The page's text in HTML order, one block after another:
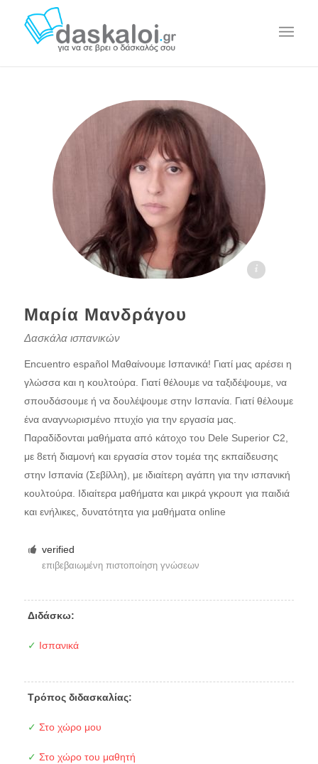
Μαρία Μανδράγου daskaloi.gr
Μαρία Μανδράγου
Δασκάλα ισπανικών
Encuentro español Μαθαίνουμε Ισπανικά! Γιατί μας αρέσει η
γλώσσα και η κουλτούρα. Γιατί θέλουμε να ταξιδέψουμε, να
σπουδάσουμε ή να δουλέψουμε στην Ισπανία. Γιατί θέλουμε
ένα αναγνωρισμένο πτυχίο για την εργασία μας.
Παραδίδονται μαθήματα από κάτοχο του Dele Superior C2,
με 8ετή διαμονή και εργασία στον τομέα της εκπαίδευσης
στην Ισπανία (Σεβίλλη), με ιδιαίτερη αγάπη για την ισπανική
κουλτούρα. Ιδιαίτερα μαθήματα και μικρά γκρουπ για παιδιά
και ενήλικες, δυνατότητα για μαθήματα online
verified
επιβεβαιωμένη πιστοποίηση γνώσεων
Διδάσκω:
✓ Ισπανικά
Τρόπος διδασκαλίας:
✓ Στο χώρο μου
✓ Στο χώρο του μαθητή